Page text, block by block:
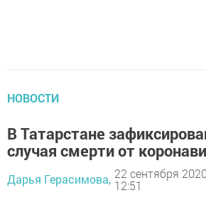
НОВОСТИ
В Татарстане
случая смерти от
Дарья Герасимова, 22 сентября
12:51